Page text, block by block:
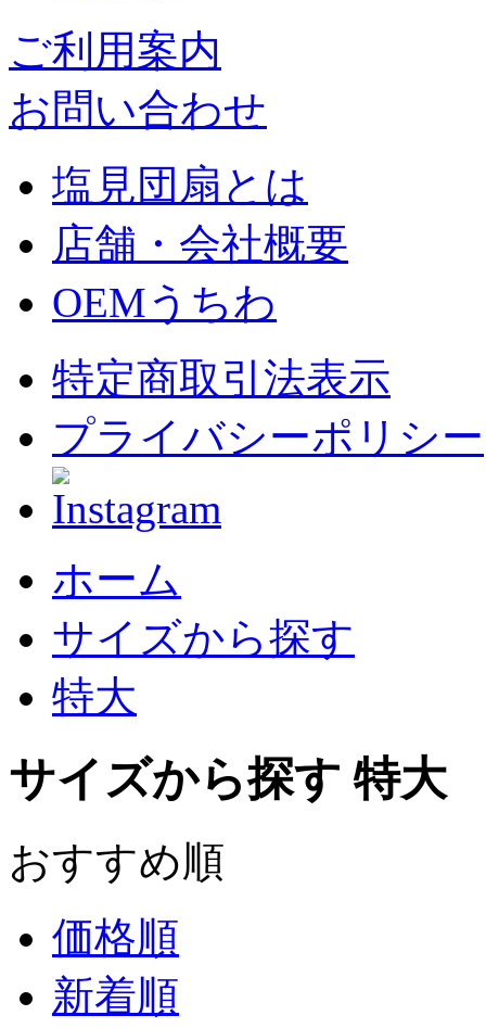
ご利用案内
お問い合わせ
塩見団扇とは
店舗・会社概要
OEMうちわ
特定商取引法表示
プライバシーポリシー
ホーム
サイズから探す
特大
サイズから探す 特大
おすすめ順
価格順
新着順